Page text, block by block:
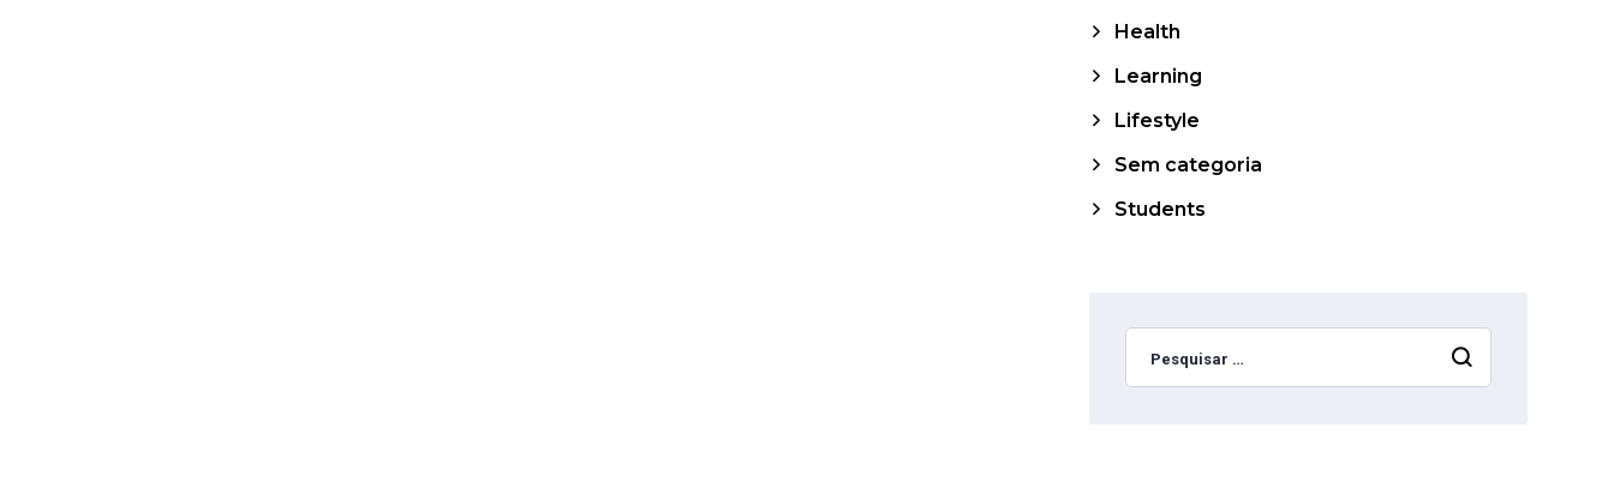
Health
Learning
Lifestyle
Sem categoria
Students